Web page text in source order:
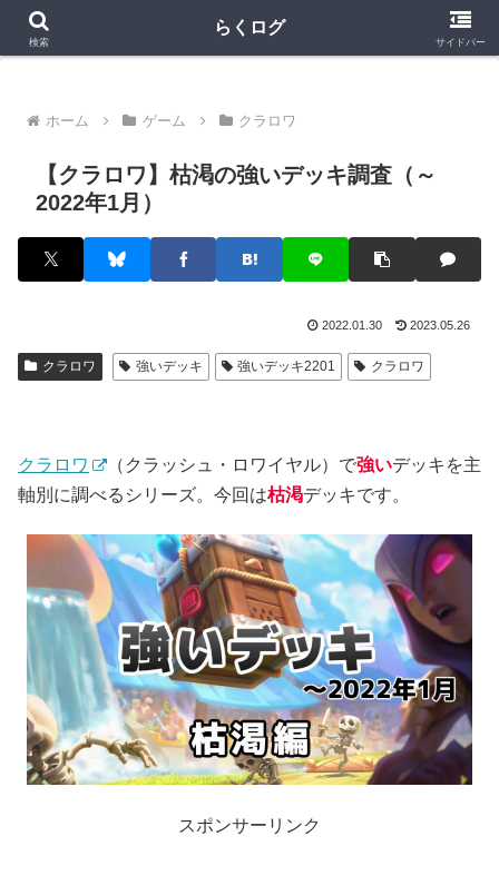
クラロワ クラロワリーグ プロスピA
ホーム ゲーム クラロワ
【クラロワ】枯渇の強いデッキ調査（～
2022年1月）
2022.01.30 2023.05.26
クラロワ 強いデッキ 強いデッキ2201 クラロワ
クラロワ （クラッシュ・ロワイヤル）で強いデッキを主
軸別に調べるシリーズ。今回は枯渇デッキです。
スポンサーリンク
検索
らくログ
サイドバー